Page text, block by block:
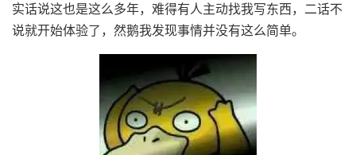
实话说这也是这么多年，难得有人主动找我写东西，二话不
说就开始体验了，然鹅我发现事情并没有这么简单。